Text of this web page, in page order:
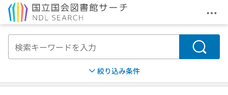
メ
検索
絞り込み条件